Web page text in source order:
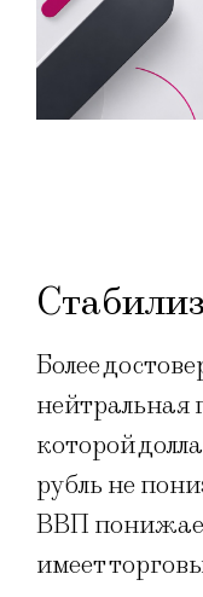
Более
нейтральная
которой
рубль не
ВВП
имеет